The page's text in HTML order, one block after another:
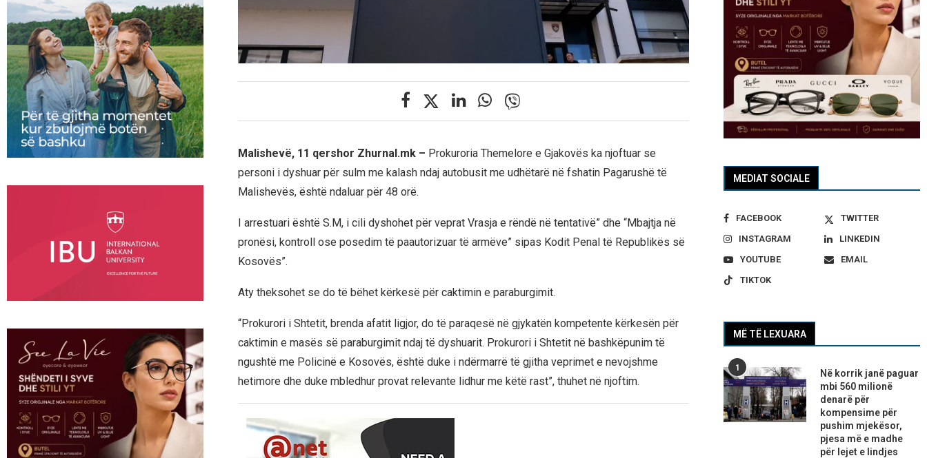
Malishevë, 11 qershor Zhurnal.mk – Prokuroria Themelore e Gjakovës ka njoftuar se
personi i dyshuar për sulm me kalash ndaj autobusit me udhëtarë në fshatin Pagarushë të
Malishevës, është ndaluar për 48 orë.
I arrestuari është S.M, i cili dyshohet për veprat Vrasja e rëndë në tentativë” dhe “Mbajtja në
pronësi, kontroll ose posedim të paautorizuar të armëve” sipas Kodit Penal të Republikës së
Kosovës”.
Aty theksohet se do të bëhet kërkesë për caktimin e paraburgimit.
“Prokurori i Shtetit, brenda afatit ligjor, do të paraqesë në gjykatën kompetente kërkesën për
caktimin e masës së paraburgimit ndaj të dyshuarit. Prokurori i Shtetit në bashkëpunim të
ngushtë me Policinë e Kosovës, është duke i ndërmarrë të gjitha veprimet e nevojshme
hetimore dhe duke mbledhur provat relevante lidhur me këtë rast”, thuhet në njoftim.
MEDIAT SOCIALE
FACEBOOK
TWITTER
INSTAGRAM
LINKEDIN
YOUTUBE
EMAIL
TIKTOK
MË TË LEXUARA
1
Në korrik janë paguar
mbi 560 milionë
denarë për
kompensime për
pushim mjekësor,
pjesa më e madhe
për lejet e lindjes